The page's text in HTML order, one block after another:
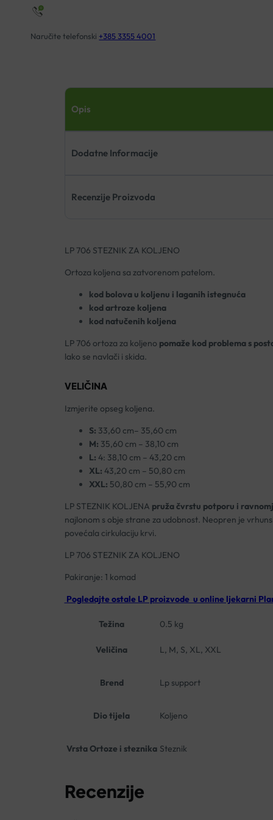
Naručite telefonski +385 3355 4001
Opis
Dodatne Informacije
Recenzije Proizvoda
LP 706 STEZNIK ZA KOLJENO
Ortoza koljena sa zatvorenom patelom.
kod bolova u koljenu i laganih istegnuća
kod artroze koljena
kod natučenih koljena
LP 706 ortoza za koljeno pomaže kod problema s
lako se navlači i skida.
VELIČINA
Izmjerite opseg koljena.
S: 33,60 cm– 35,60 cm
M: 35,60 cm – 38,10 cm
L: 4: 38,10 cm – 43,20 cm
XL: 43,20 cm – 50,80 cm
XXL: 50,80 cm – 55,90 cm
LP STEZNIK KOLJENA pruža čvrstu potporu i
najlonom s obje strane za udobnost. Neopren je
povećala cirkulaciju krvi.
LP 706 STEZNIK ZA KOLJENO
Pakiranje: 1 komad
Pogledajte ostale LP proizvode u online ljekarni
Težina 0.5 kg
Veličina L, M, S, XL, XXL
Brend Lp support
Dio tijela Koljeno
Vrsta Ortoze i steznika Steznik
Recenzije